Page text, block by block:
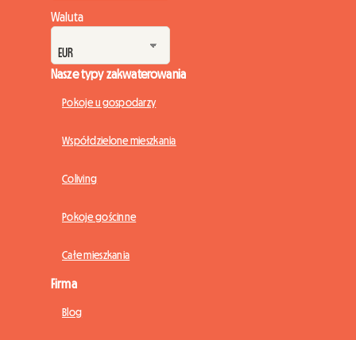
Waluta
Nasze typy zakwaterowania
Pokoje u gospodarzy
Współdzielone mieszkania
Coliving
Pokoje gościnne
Całe mieszkania
Firma
Blog